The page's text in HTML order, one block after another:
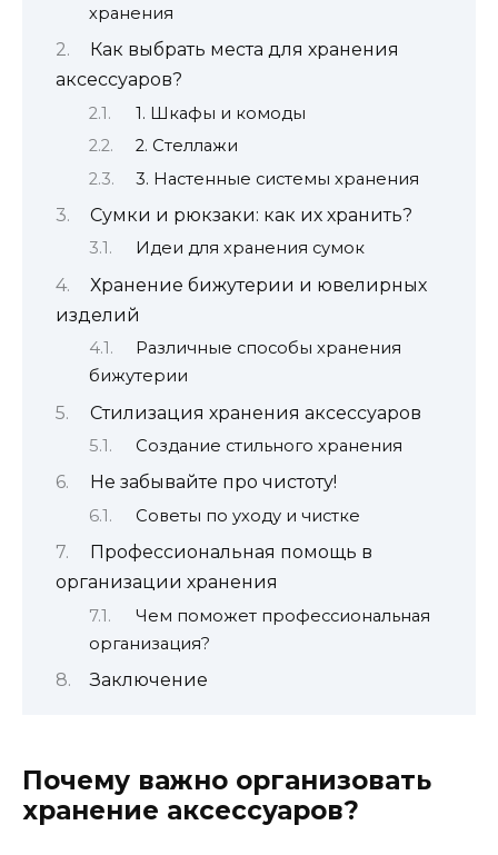
хранения
Как выбрать места для хранения
аксессуаров?
1. Шкафы и комоды
2. Стеллажи
3. Настенные системы хранения
Сумки и рюкзаки: как их хранить?
Идеи для хранения сумок
Хранение бижутерии и ювелирных
изделий
Различные способы хранения
бижутерии
Стилизация хранения аксессуаров
Создание стильного хранения
Не забывайте про чистоту!
Советы по уходу и чистке
Профессиональная помощь в
организации хранения
Чем поможет профессиональная
организация?
Заключение
Почему важно организовать
хранение аксессуаров?